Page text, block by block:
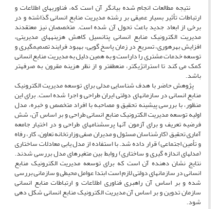
نتیجه مطالعات انجام شده بیانگر آن است که، فناوریهای اطلاعات و
ارتباطات تأثیر بسیار عمیقی بر رشته مدیریت منابع انسانی گذاشته و در
برخی از ابعاد جدید باعث تحول آن شده است. متخصصان نیز معتقدند
مدیریت الکترونیک منابع انسانی پتانسیل کاهش هزینه­های مدیریتی،
افزایش بهره­وری، تسریع در زمان پاسخ گویی، بهبود فرایند تصمیم­گیری و
توسعه خدمات مشتری را داراست و به همین دلیل به مدیریت منابع انسانی
کمک می کند تا استراتژیک­تر، منعطف­تر و از نظر هزینه مقرون به صرفه­تر
باشد.
پژوهش حاضر با هدف شناسایی مدلی برای توسعه مدیریت الکترونیک
منابع انسانی در سازمانهای دولتی ایران طراحی و اجرا شده است. برای این
منظور، با بررسی پیشینه تحقیق و مصاحبه با افراد متخصص و خبره، مدل
اولیه توسعه مدیریت الکترونیک منابع انسانی طراحی و بر اساس آن، شش
فرضیه تعریف و برای آزمون آنها پرسشنامه­ای طراحی و در اختیار جامعه
آماری تحقیق (کارشناسان مسئول و مدیران صفی وزارتخانه تعاون، کار، رفاه
و تأمین اجتماعی) قرار داده شد. با استفاده از مدل یابی معادلات ساختاری
(مدل­های اندازه گیری و ساختاری) روابط بین متغیرهای مدل بررسی شدند.
نتایج نشان دهنده آن است که برای توسعه مدیریت الکترونیک منابع
انسانی در سازمانهای دولتی لازم است ابتدا عوامل محیطی و سازمانی بررسی
شده و بر اساس آن راهبری فناوری اطلاعات و ارتباطات منابع انسانی
سازمان تدوین و بر اساس آن مدیریت الکترونیک منابع انسانی شکل دهی
شود.